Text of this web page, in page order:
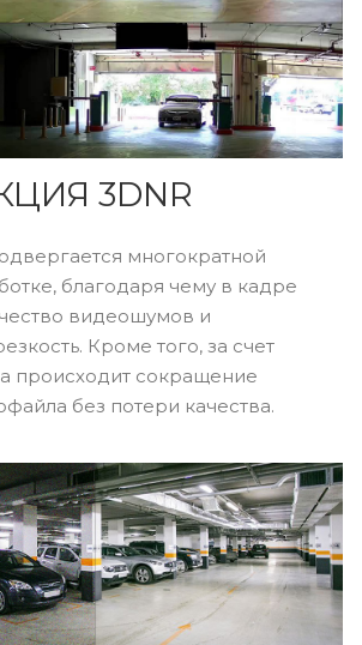
3DNR
многократной
благодаря чему в кадре
видеошумов и
Кроме того, за счет
происходит сокращение
без потери качества.